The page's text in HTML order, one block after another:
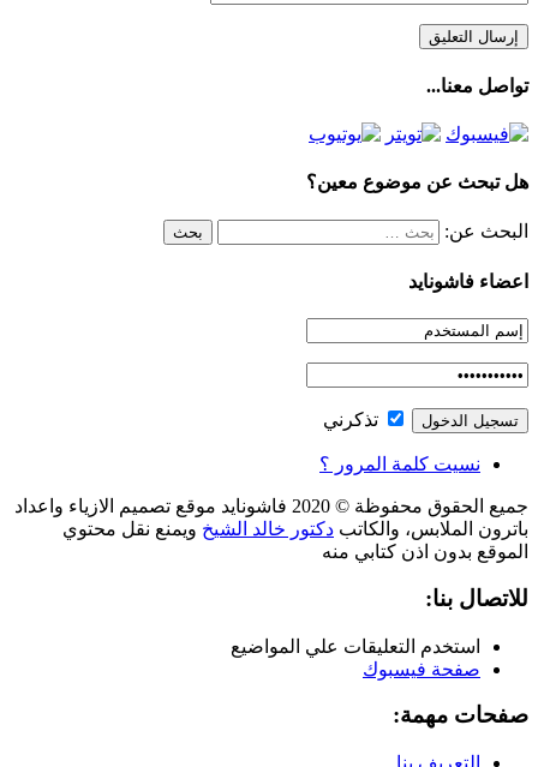
تواصل معنا...
هل تبحث عن موضوع معين؟
البحث عن:
اعضاء فاشونايد
تذكرني
نسيت كلمة المرور ؟
جميع الحقوق محفوظة © 2020 فاشونايد موقع تصميم الازياء واعداد
باترون الملابس، والكاتب دكتور خالد الشيخ ويمنع نقل محتوي
الموقع بدون اذن كتابي منه
للاتصال بنا:
استخدم التعليقات علي المواضيع
صفحة فيسبوك
صفحات مهمة: